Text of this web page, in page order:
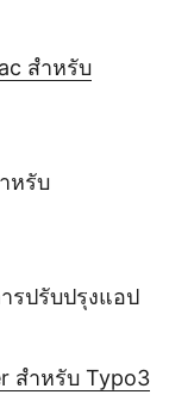
สำหรับ
หรับ
รปรับปรุงแอป
สำหรับ Typo3